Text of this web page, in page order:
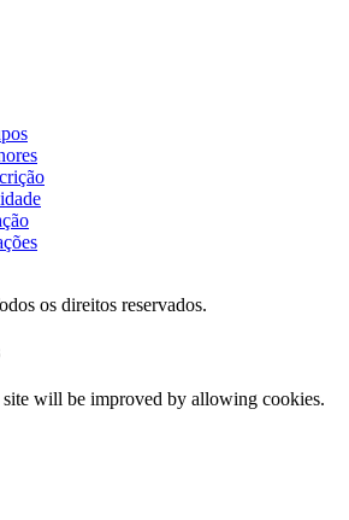
os direitos reservados.
will be improved by allowing cookies.